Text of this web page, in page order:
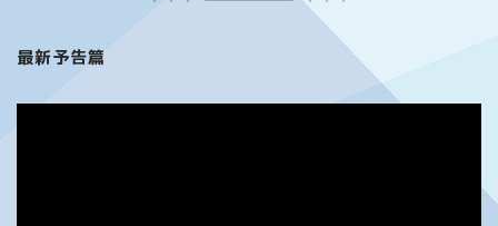
最新予告篇